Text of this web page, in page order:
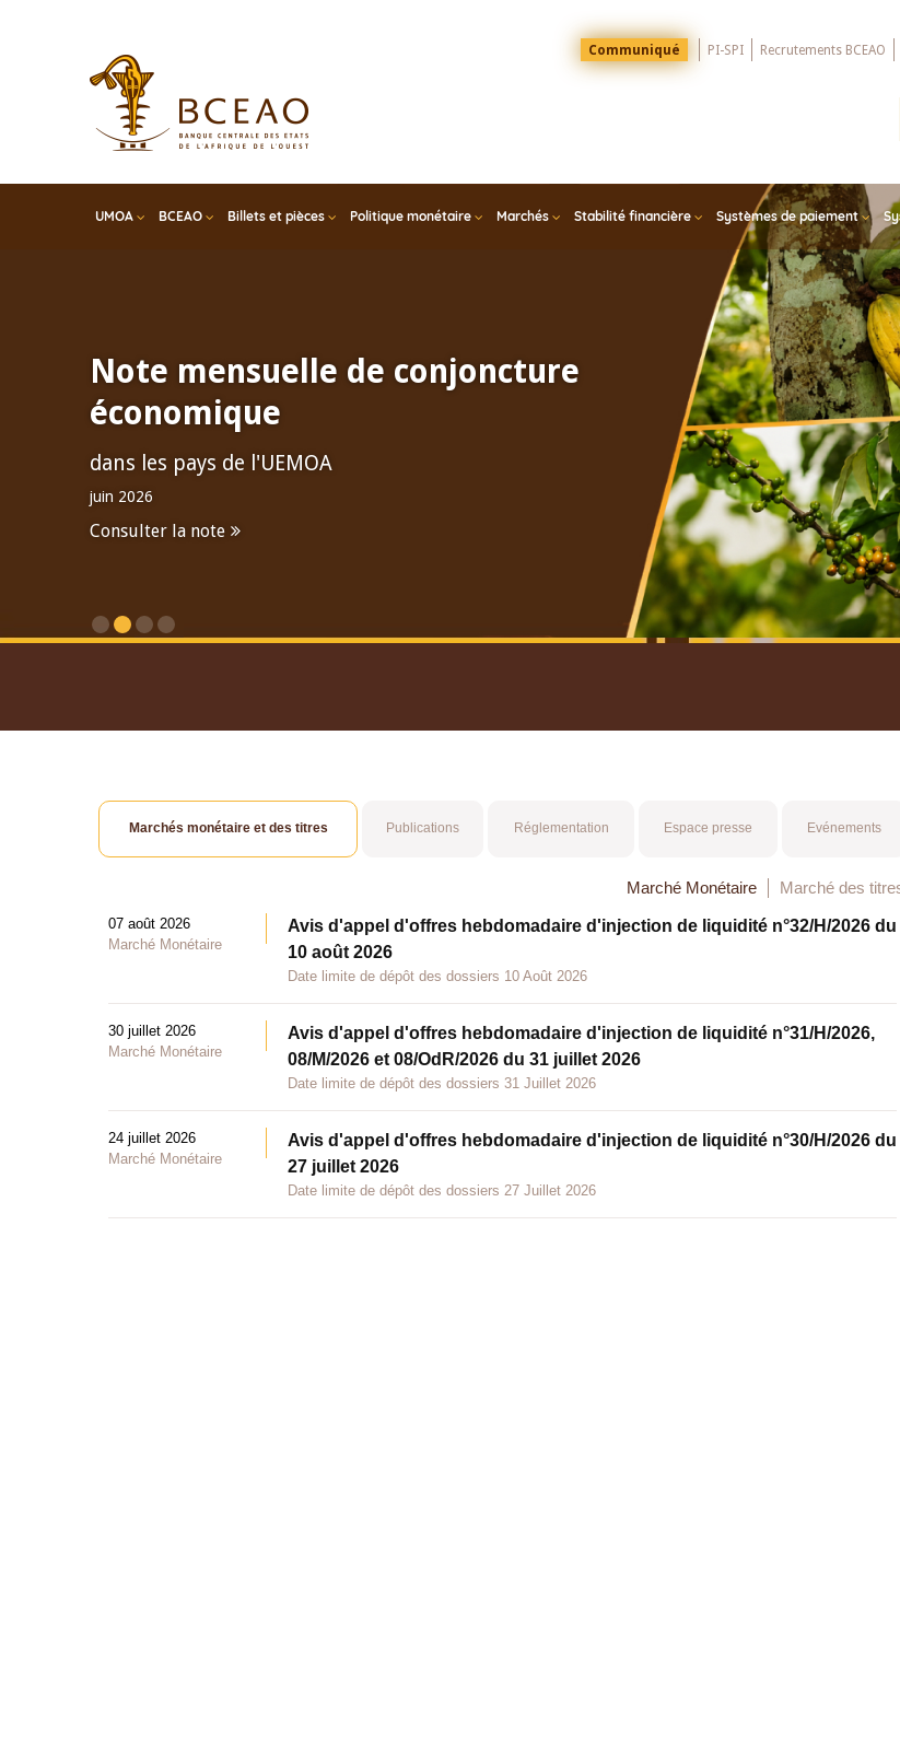
Menu
Top
Communiqué PI-SPI Recrutements BCEAO
UMOA BCEAO Billets et pièces Politique monétaire Marchés Stabilité financière Systèmes de paiement
Note mensuelle de conjoncture
économique
dans les pays de l'UEMOA
juin 2026
Consulter la note
Marchés monétaire et des titres Publications Réglementation Espace presse Evénements
Marché Monétaire Marché des
07 août 2026
Marché Monétaire
Avis d'appel d'offres hebdomadaire d'injection de liquidité n°32/H/2026 du
10 août 2026
Date limite de dépôt des dossiers 10 Août 2026
30 juillet 2026
Marché Monétaire
Avis d'appel d'offres hebdomadaire d'injection de liquidité n°31/H/2026,
08/M/2026 et 08/OdR/2026 du 31 juillet 2026
Date limite de dépôt des dossiers 31 Juillet 2026
24 juillet 2026
Marché Monétaire
Avis d'appel d'offres hebdomadaire d'injection de liquidité n°30/H/2026 du
27 juillet 2026
Date limite de dépôt des dossiers 27 Juillet 2026